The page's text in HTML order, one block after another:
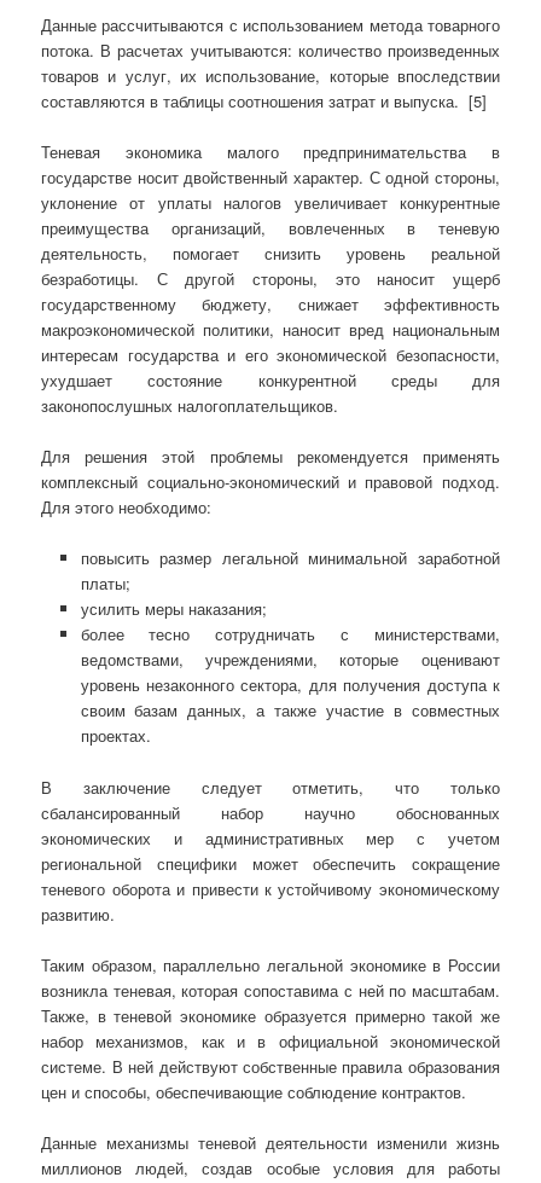
Данные рассчитываются с использованием метода товарного
потока. В расчетах учитываются: количество произведенных
товаров и услуг, их использование, которые впоследствии
составляются в таблицы соотношения затрат и выпуска. [5]
Теневая экономика малого предпринимательства в
государстве носит двойственный характер. С одной стороны,
уклонение от уплаты налогов увеличивает конкурентные
преимущества организаций, вовлеченных в теневую
деятельность, помогает снизить уровень реальной
безработицы. С другой стороны, это наносит ущерб
государственному бюджету, снижает эффективность
макроэкономической политики, наносит вред национальным
интересам государства и его экономической безопасности,
ухудшает состояние конкурентной среды для
законопослушных налогоплательщиков.
Для решения этой проблемы рекомендуется применять
комплексный социально-экономический и правовой подход.
Для этого необходимо:
повысить размер легальной минимальной заработной
платы;
усилить меры наказания;
более тесно сотрудничать с министерствами,
ведомствами, учреждениями, которые оценивают
уровень незаконного сектора, для получения доступа к
своим базам данных, а также участие в совместных
проектах.
В заключение следует отметить, что только
сбалансированный набор научно обоснованных
экономических и административных мер с учетом
региональной специфики может обеспечить сокращение
теневого оборота и привести к устойчивому экономическому
развитию.
Таким образом, параллельно легальной экономике в России
возникла теневая, которая сопоставима с ней по масштабам.
Также, в теневой экономике образуется примерно такой же
набор механизмов, как и в официальной экономической
системе. В ней действуют собственные правила образования
цен и способы, обеспечивающие соблюдение контрактов.
Данные механизмы теневой деятельности изменили жизнь
миллионов людей, создав особые условия для работы